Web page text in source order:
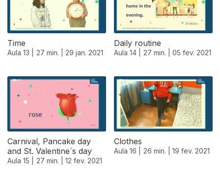
Time
Aula 13 | 27 min. | 29 jan. 2021
Daily routine
Aula 14 | 27 min. | 05 fev. 2021
Carnival, Pancake day
and St. Valentine´s day
Aula 15 | 27 min. | 12 fev. 2021
Clothes
Aula 16 | 26 min. | 19 fev. 2021